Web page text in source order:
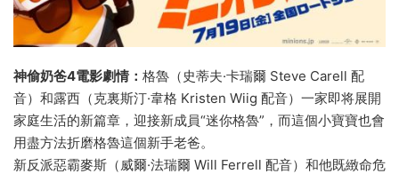
神偷奶爸4電影劇情： 格魯（史蒂夫·卡瑞爾 Steve Carell 配
音）和露西（克裏斯汀·韋格 Kristen Wiig 配音）一家即将展開
家庭生活的新篇章，迎接新成員“迷你格魯”，而這個小寶寶也會
用盡方法折磨格魯這個新手老爸。
新反派惡霸麥斯（威爾·法瑞爾 Will Ferrell 配音）和他既緻命危